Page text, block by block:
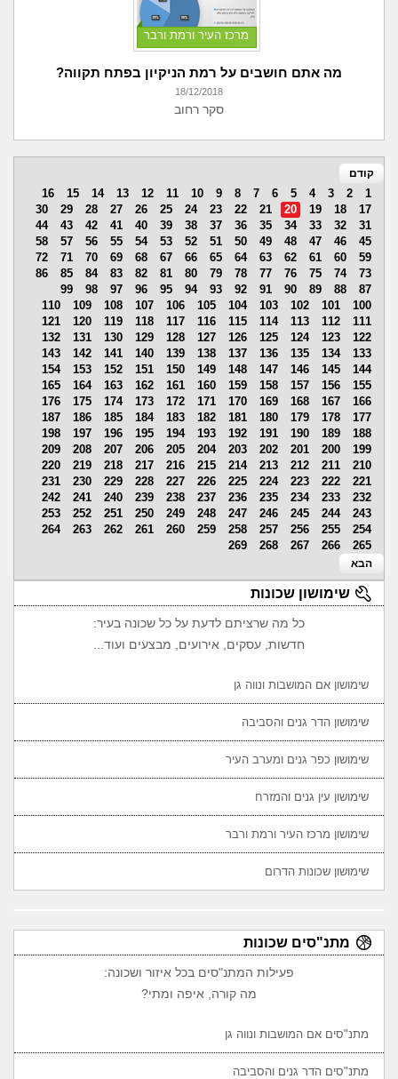
מרכז העיר ורמת ורבר
מה אתם חושבים על רמת הניקיון בפתח תקווה?
18/12/2018
סקר רחוב
קודם
1
2
3
4
5
6
7
8
9
10
11
12
13
14
15
16
17
18
19
20
21
22
23
24
25
26
27
28
29
30
31
32
33
34
35
36
37
38
39
40
41
42
43
44
45
46
47
48
49
50
51
52
53
54
55
56
57
58
59
60
61
62
63
64
65
66
67
68
69
70
71
72
73
74
75
76
77
78
79
80
81
82
83
84
85
86
87
88
89
90
91
92
93
94
95
96
97
98
99
100
101
102
103
104
105
106
107
108
109
110
111
112
113
114
115
116
117
118
119
120
121
122
123
124
125
126
127
128
129
130
131
132
133
134
135
136
137
138
139
140
141
142
143
144
145
146
147
148
149
150
151
152
153
154
155
156
157
158
159
160
161
162
163
164
165
166
167
168
169
170
171
172
173
174
175
176
177
178
179
180
181
182
183
184
185
186
187
188
189
190
191
192
193
194
195
196
197
198
199
200
201
202
203
204
205
206
207
208
209
210
211
212
213
214
215
216
217
218
219
220
221
222
223
224
225
226
227
228
229
230
231
232
233
234
235
236
237
238
239
240
241
242
243
244
245
246
247
248
249
250
251
252
253
254
255
256
257
258
259
260
261
262
263
264
265
266
267
268
269
הבא
שימושון שכונות
כל מה שרציתם לדעת על כל שכונה בעיר:
חדשות, עסקים, אירועים, מבצעים ועוד...
שימושון אם המושבות ונווה גן
שימושון הדר גנים והסביבה
שימושון כפר גנים ומערב העיר
שימושון עין גנים והמזרח
שימושון מרכז העיר ורמת ורבר
שימושון שכונות הדרום
מתנ"סים שכונות
פעילות המתנ"סים בכל איזור ושכונה:
מה קורה, איפה ומתי?
מתנ"סים אם המושבות ונווה גן
מתנ"סים הדר גנים והסביבה